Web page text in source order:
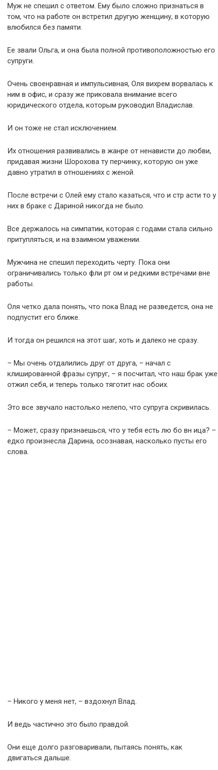
Муж не спешил с ответом. Ему было сложно признаться в
том, что на работе он встретил другую женщину, в которую
влюбился без памяти.
Ее звали Ольга, и она была полной противоположностью его
супруги.
Очень своенравная и импульсивная, Оля вихрем ворвалась к
ним в офис, и сразу же приковала внимание всего
юридического отдела, которым руководил Владислав.
И он тоже не стал исключением.
Их отношения развивались в жанре от ненависти до любви,
придавая жизни Шорохова ту перчинку, которую он уже
давно утратил в отношениях с женой.
После встречи с Олей ему стало казаться, что и стр асти то у
них в браке с Дариной никогда не было.
Все держалось на симпатии, которая с годами стала сильно
притупляться, и на взаимном уважении.
Мужчина не спешил переходить черту. Пока они
ограничивались только фли рт ом и редкими встречами вне
работы.
Оля четко дала понять, что пока Влад не разведется, она не
подпустит его ближе.
И тогда он решился на этот шаг, хоть и далеко не сразу.
– Мы очень отдалились друг от друга, – начал с
клишированной фразы супруг, – я посчитал, что наш брак уже
отжил себя, и теперь только тяготит нас обоих.
Это все звучало настолько нелепо, что супруга скривилась.
– Может, сразу признаешься, что у тебя есть лю бо вн ица? –
едко произнесла Дарина, осознавая, насколько пусты его
слова.
– Никого у меня нет, – вздохнул Влад.
И ведь частично это было правдой.
Они еще долго разговаривали, пытаясь понять, как
двигаться дальше.